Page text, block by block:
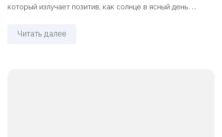
который излучает позитив, как солнце в ясный день. ...
Читать далее